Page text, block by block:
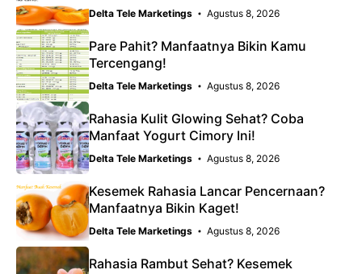
Delta Tele Marketings Agustus 8, 2026
Pare Pahit? Manfaatnya Bikin Kamu
Tercengang!
Delta Tele Marketings Agustus 8, 2026
Rahasia Kulit Glowing Sehat? Coba
Manfaat Yogurt Cimory Ini!
Delta Tele Marketings Agustus 8, 2026
Kesemek Rahasia Lancar Pencernaan?
Manfaatnya Bikin Kaget!
Delta Tele Marketings Agustus 8, 2026
Rahasia Rambut Sehat? Kesemek